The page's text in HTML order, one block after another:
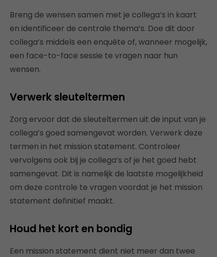
Breng de wensen samen met je collega’s in kaart
en identificeer de centrale thema’s. Doe dit door
collega’s middels een enquête of, wanneer mogelijk,
een face-to-face sessie te vragen naar hun
wensen.
Verwerk sleuteltermen
Zorg ervoor dat de sleuteltermen uit de input van je
collega’s goed samengevat worden. Verwerk deze
termen in het mission statement. Controleer
vervolgens ook bij je collega’s of je het goed hebt
samengevat. Dit is namelijk de laatste mogelijkheid
om deze controle te vragen voordat je het mission
statement definitief maakt.
Houd het kort en bondig
Een mission statement dient niet meer dan twee